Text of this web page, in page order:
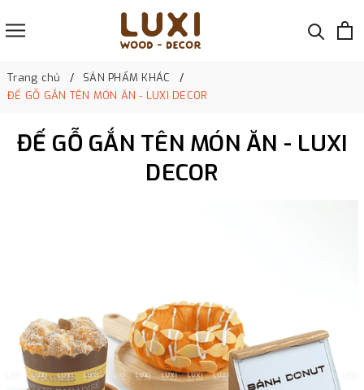
Trang chủ
SẢN PHẨM KHÁC
ĐẾ GỖ GẮN TÊN MÓN ĂN - LUXI DECOR
ĐẾ GỖ GẮN TÊN MÓN ĂN - LUXI
DECOR